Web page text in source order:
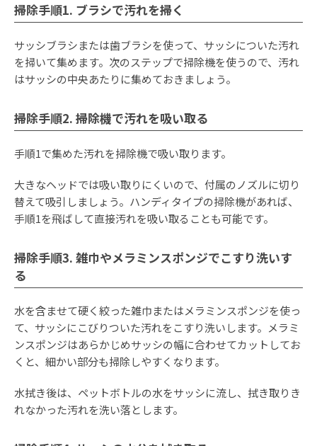
掃除手順1. ブラシで汚れを掃く
サッシブラシまたは歯ブラシを使って、サッシについた汚れ
を掃いて集めます。次のステップで掃除機を使うので、汚れ
はサッシの中央あたりに集めておきましょう。
掃除手順2. 掃除機で汚れを吸い取る
手順1で集めた汚れを掃除機で吸い取ります。
大きなヘッドでは吸い取りにくいので、付属のノズルに切り
替えて吸引しましょう。ハンディタイプの掃除機があれば、
手順1を飛ばして直接汚れを吸い取ることも可能です。
掃除手順3. 雑巾やメラミンスポンジでこすり洗いす
る
水を含ませて硬く絞った雑巾またはメラミンスポンジを使っ
て、サッシにこびりついた汚れをこすり洗いします。メラミ
ンスポンジはあらかじめサッシの幅に合わせてカットしてお
くと、細かい部分も掃除しやすくなります。
水拭き後は、ペットボトルの水をサッシに流し、拭き取りき
れなかった汚れを洗い落とします。